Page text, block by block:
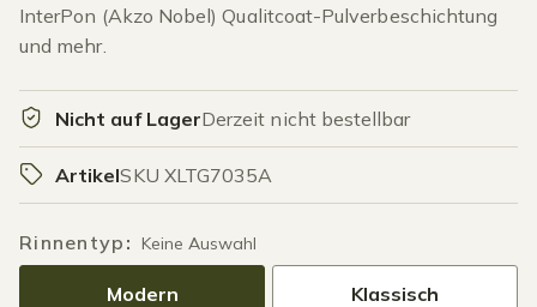
InterPon (Akzo Nobel) Qualitcoat-Pulverbeschichtung
und mehr.
Nicht auf LagerDerzeit nicht bestellbar
ArtikelSKU XLTG7035A
Rinnentyp : Keine Auswahl
Modern Klassisch